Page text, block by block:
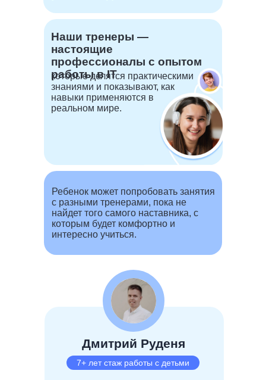
Ребенок может попробовать занятия
с разными тренерами, пока не
найдет того самого наставника, с
которым будет комфортно и
интересно учиться.
Наши тренеры —
настоящие
профессионалы с опытом
работы в IT
которые делятся практическими
знаниями и показывают, как
навыки применяются в
реальном мире.
7+ лет стаж работы с детьми
Дмитрий Руденя